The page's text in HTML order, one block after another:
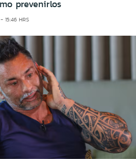
prevenirlos
15:46 HRS